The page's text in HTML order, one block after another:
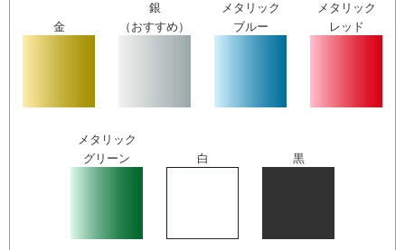
金
銀
（おすすめ）
メタリック
ブルー
メタリック
レッド
メタリック
グリーン
白 黒